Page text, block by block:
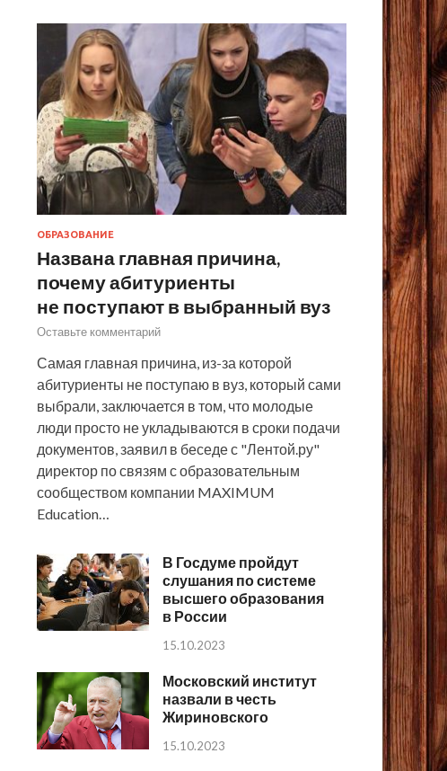
ОБРАЗОВАНИЕ
Названа главная причина,
почему абитуриенты
не поступают в выбранный вуз
Оставьте комментарий
Самая главная причина, из-за которой
абитуриенты не поступаю в вуз, который сами
выбрали, заключается в том, что молодые
люди просто не укладываются в сроки подачи
документов, заявил в беседе с "Лентой.ру"
директор по связям с образовательным
сообществом компании MAXIMUM
Education…
В Госдуме пройдут
слушания по системе
высшего образования
в России
15.10.2023
Московский институт
назвали в честь
Жириновского
15.10.2023